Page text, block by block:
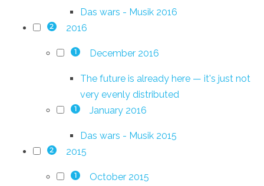
Das wars - Musik 2016
2 2016
1 December 2016
The future is already here — it's just not
very evenly distributed
1 January 2016
Das wars - Musik 2015
2 2015
1 October 2015